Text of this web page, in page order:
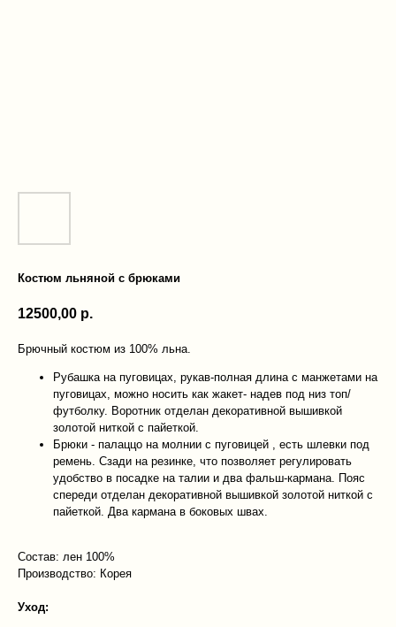
Костюм льняной с брюками
12500,00 р.
Брючный костюм из 100% льна.
Рубашка на пуговицах, рукав-полная длина с манжетами на
пуговицах, можно носить как жакет- надев под низ топ/
футболку. Воротник отделан декоративной вышивкой
золотой ниткой с пайеткой.
Брюки - палаццо на молнии с пуговицей , есть шлевки под
ремень. Сзади на резинке, что позволяет регулировать
удобство в посадке на талии и два фальш-кармана. Пояс
спереди отделан декоративной вышивкой золотой ниткой с
пайеткой. Два кармана в боковых швах.
Состав: лен 100%
Производство: Корея
Уход: